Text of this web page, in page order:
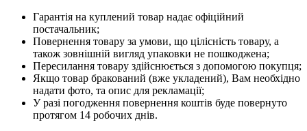
Гарантія на куплений товар надає офіційний
постачальник;
Повернення товару за умови, що цілісність товару, а
також зовнішній вигляд упаковки не пошкоджена;
Пересилання товару здійснюється з допомогою покупця;
Якщо товар бракований (вже укладений), Вам необхідно
надати фото, та опис для рекламації;
У разі погодження повернення коштів буде повернуто
протягом 14 робочих днів.